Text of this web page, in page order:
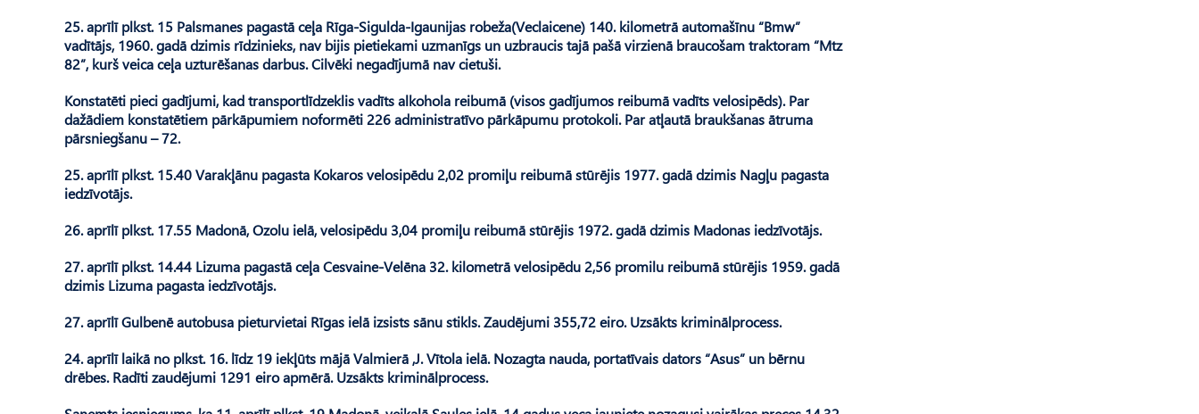
25. aprīlī plkst. 15 Palsmanes pagastā ceļa Rīga-Sigulda-Igaunijas robeža(Veclaicene) 140. kilometrā automašīnu “Bmw”
vadītājs, 1960. gadā dzimis rīdzinieks, nav bijis pietiekami uzmanīgs un uzbraucis tajā pašā virzienā braucošam traktoram “Mtz
82”, kurš veica ceļa uzturēšanas darbus. Cilvēki negadījumā nav cietuši.
Konstatēti pieci gadījumi, kad transportlīdzeklis vadīts alkohola reibumā (visos gadījumos reibumā vadīts velosipēds). Par
dažādiem konstatētiem pārkāpumiem noformēti 226 administratīvo pārkāpumu protokoli. Par atļautā braukšanas ātruma
pārsniegšanu – 72.
25. aprīlī plkst. 15.40 Varakļānu pagasta Kokaros velosipēdu 2,02 promiļu reibumā stūrējis 1977. gadā dzimis Nagļu pagasta
iedzīvotājs.
26. aprīlī plkst. 17.55 Madonā, Ozolu ielā, velosipēdu 3,04 promiļu reibumā stūrējis 1972. gadā dzimis Madonas iedzīvotājs.
27. aprīlī plkst. 14.44 Lizuma pagastā ceļa Cesvaine-Velēna 32. kilometrā velosipēdu 2,56 promilu reibumā stūrējis 1959. gadā
dzimis Lizuma pagasta iedzīvotājs.
27. aprīlī Gulbenē autobusa pieturvietai Rīgas ielā izsists sānu stikls. Zaudējumi 355,72 eiro. Uzsākts kriminālprocess.
24. aprīlī laikā no plkst. 16. līdz 19 iekļūts mājā Valmierā ,J. Vītola ielā. Nozagta nauda, portatīvais dators “Asus” un bērnu
drēbes. Radīti zaudējumi 1291 eiro apmērā. Uzsākts kriminālprocess.